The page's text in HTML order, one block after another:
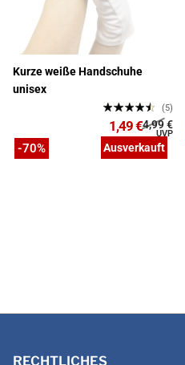
Kurze weiße Handschuhe
unisex
(5)
1,49 €4,99 €
Ausverkauft
-70%
RECHTLICHES